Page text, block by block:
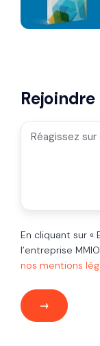
En cliquant sur «
l’entreprise
nos mentions